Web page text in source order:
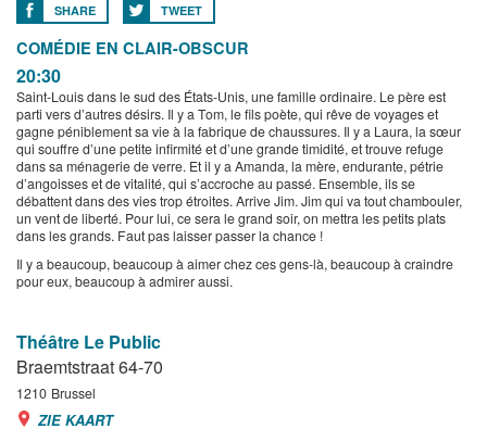
SHARE
TWEET
COMÉDIE EN CLAIR-OBSCUR
20:30
Saint-Louis dans le sud des États-Unis, une famille ordinaire. Le père est
parti vers d’autres désirs. Il y a Tom, le fils poète, qui rêve de voyages et
gagne péniblement sa vie à la fabrique de chaussures. Il y a Laura, la sœur
qui souffre d’une petite infirmité et d’une grande timidité, et trouve refuge
dans sa ménagerie de verre. Et il y a Amanda, la mère, endurante, pétrie
d’angoisses et de vitalité, qui s’accroche au passé. Ensemble, ils se
débattent dans des vies trop étroites. Arrive Jim. Jim qui va tout chambouler,
un vent de liberté. Pour lui, ce sera le grand soir, on mettra les petits plats
dans les grands. Faut pas laisser passer la chance !
Il y a beaucoup, beaucoup à aimer chez ces gens-là, beaucoup à craindre
pour eux, beaucoup à admirer aussi.
Théâtre Le Public
Braemtstraat 64-70
1210 Brussel
ZIE KAART